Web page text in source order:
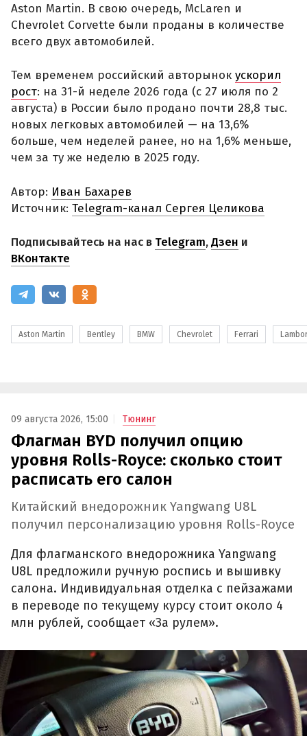
Aston Martin. В свою очередь, McLaren и
Chevrolet Corvette были проданы в количестве
всего двух автомобилей.
Тем временем российский авторынок ускорил
рост: на 31-й неделе 2026 года (с 27 июля по 2
августа) в России было продано почти 28,8 тыс.
новых легковых автомобилей — на 13,6%
больше, чем неделей ранее, но на 1,6% меньше,
чем за ту же неделю в 2025 году.
Автор: Иван Бахарев
Источник: Telegram-канал Сергея Целикова
Подписывайтесь на нас в Telegram,Дзен и
ВКонтакте
Aston Martin Bentley BMW Chevrolet Ferrari
09 августа 2026, 15:00 Тюнинг
Флагман BYD получил опцию
уровня Rolls-Royce: сколько стоит
расписать его салон
Китайский внедорожник Yangwang U8L
получил персонализацию уровня Rolls-Royce
Для флагманского внедорожника Yangwang
U8L предложили ручную роспись и вышивку
салона. Индивидуальная отделка с пейзажами
в переводе по текущему курсу стоит около 4
млн рублей, сообщает «За рулем».